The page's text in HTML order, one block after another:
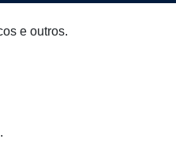
e outros.